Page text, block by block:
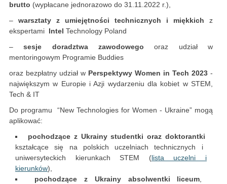
brutto (wypłacane jednorazowo do 31.11.2022 r.),
– warsztaty z umiejętności technicznych i miękkich z
ekspertami Intel Technology Poland
–sesje doradztwa zawodowego oraz udział w
mentoringowym Programie Buddies
oraz bezpłatny udział w Perspektywy Women in Tech 2023 -
największym w Europie i Azji wydarzeniu dla kobiet w STEM,
Tech & IT
Do programu “New Technologies for Women - Ukraine” mogą
aplikować:
pochodzące z Ukrainy studentki oraz doktorantki
kształcące się na polskich uczelniach technicznych i
uniwersyteckich kierunkach STEM (lista uczelni i
kierunków),
pochodzące z Ukrainy absolwentki liceum,